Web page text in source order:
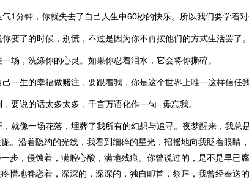
1分钟，你就失去了自己人生中60秒的快乐。所以我们要学着对
变了的时候，别慌，不过是因为你不再按他们的方式生活罢了。
场，洗涤你的心灵。如果你忍着泪水，它会将你撕碎。
一生的幸福做赌注，要跟着我，你是这个世界上唯一这样信任
要说的话太多太多，千言万语化作一句--毋忘我。
就像一场花落，埋葬了我所有的幻想与追寻。夜梦醒来，我总
。沿着隐约的光线，我看到细碎的星光，招摇地向我眨着眼睛
步，侵蚀着，满腔心酸，满地残痕。你曾说过的，是不是早已
惜地眷恋着，深深的，深深的，独自叩首，祭拜，我曾经奉送的